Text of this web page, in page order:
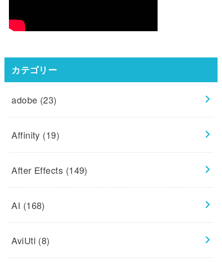
カテゴリー
adobe (23)
Affinity (19)
After Effects (149)
AI (168)
AviUtl (8)